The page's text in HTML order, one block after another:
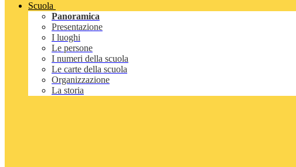
Scuola
Panoramica
Presentazione
I luoghi
Le persone
I numeri della scuola
Le carte della scuola
Organizzazione
La storia